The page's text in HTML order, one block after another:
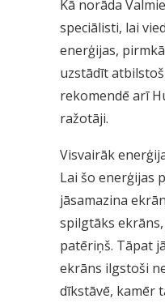
Kā norāda
speciālisti, lai
enerģijas,
uzstādīt
rekomendē arī
ražotāji.
Visvairāk
Lai šo enerģijas
jāsamazina
spilgtāks
patēriņš. Tāpat
ekrāns ilgstoši
dīkstāvē, kamēr